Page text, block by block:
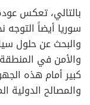
بالتالي، تعكس
سوريا أيضاً التوجه
والبحث عن حلول
والأمن في
كبير أمام هذه
والمصالح الدولية